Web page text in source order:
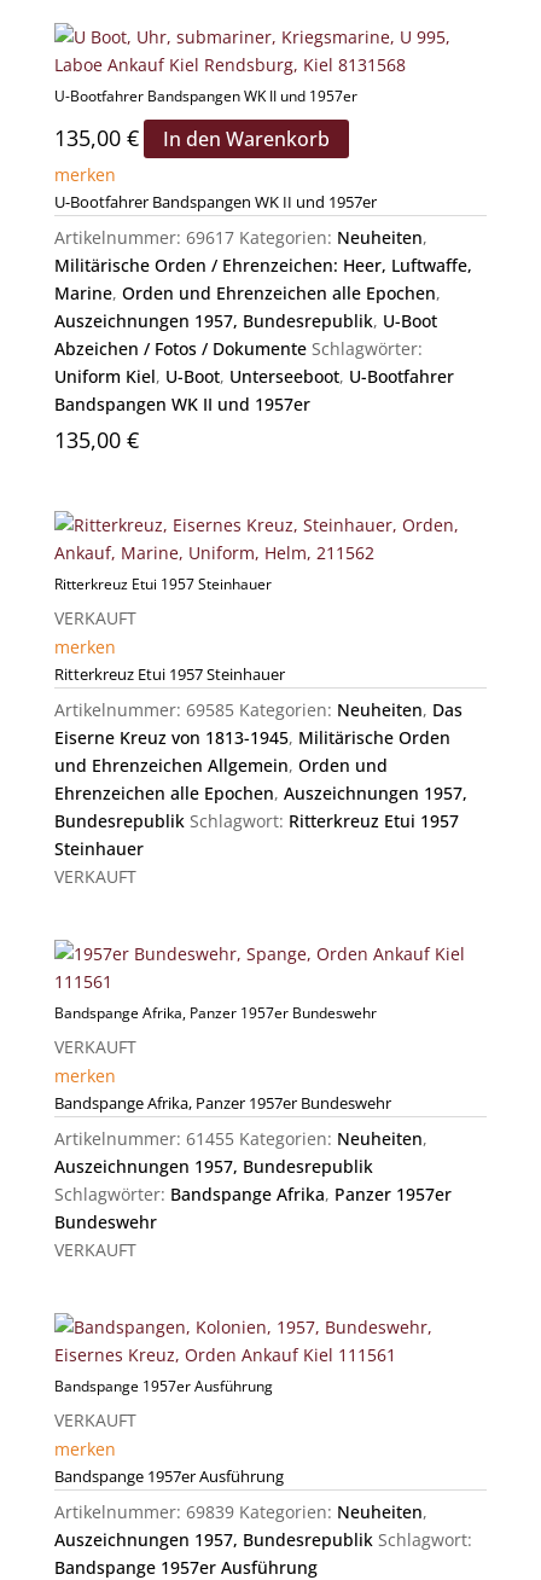
U-Bootfahrer Bandspangen WK II und 1957er
135,00 € In den Warenkorb
merken
U-Bootfahrer Bandspangen WK II und 1957er
Artikelnummer: 69617 Kategorien: Neuheiten,
Militärische Orden / Ehrenzeichen: Heer, Luftwaffe,
Marine, Orden und Ehrenzeichen alle Epochen,
Auszeichnungen 1957, Bundesrepublik, U-Boot
Abzeichen / Fotos / Dokumente Schlagwörter:
Uniform Kiel, U-Boot, Unterseeboot, U-Bootfahrer
Bandspangen WK II und 1957er
135,00 €
Ritterkreuz Etui 1957 Steinhauer
VERKAUFT
merken
Ritterkreuz Etui 1957 Steinhauer
Artikelnummer: 69585 Kategorien: Neuheiten, Das
Eiserne Kreuz von 1813-1945, Militärische Orden
und Ehrenzeichen Allgemein, Orden und
Ehrenzeichen alle Epochen, Auszeichnungen 1957,
Bundesrepublik Schlagwort: Ritterkreuz Etui 1957
Steinhauer
VERKAUFT
Bandspange Afrika, Panzer 1957er Bundeswehr
VERKAUFT
merken
Bandspange Afrika, Panzer 1957er Bundeswehr
Artikelnummer: 61455 Kategorien: Neuheiten,
Auszeichnungen 1957, Bundesrepublik
Schlagwörter: Bandspange Afrika, Panzer 1957er
Bundeswehr
VERKAUFT
Bandspange 1957er Ausführung
VERKAUFT
merken
Bandspange 1957er Ausführung
Artikelnummer: 69839 Kategorien: Neuheiten,
Auszeichnungen 1957, Bundesrepublik Schlagwort:
Bandspange 1957er Ausführung